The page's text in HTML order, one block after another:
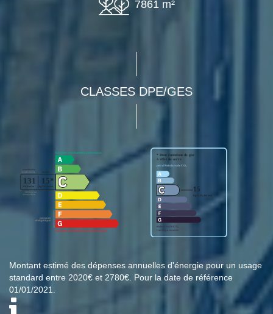
7861 m²
CLASSES DPE/GES
Montant estimé des dépenses annuelles d'énergie pour un usage
standard entre 2020€ et 2780€. Pour la date de référence
01/01/2021.